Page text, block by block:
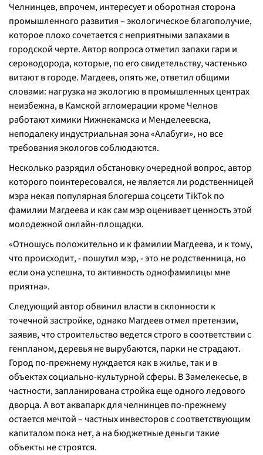
Челнинцев, впрочем, интересует и оборотная сторона
промышленного развития – экологическое благополучие,
которое плохо сочетается с неприятными запахами в
городской черте. Автор вопроса отметил запахи гари и
сероводорода, которые, по его свидетельству, частенько
витают в городе. Магдеев, опять же, ответил общими
словами: нагрузка на экологию в промышленных центрах
неизбежна, в Камской агломерации кроме Челнов
работают химики Нижнекамска и Менделеевска,
неподалеку индустриальная зона «Алабуги», но все
требования экологов соблюдаются.
Несколько разрядил обстановку очередной вопрос, автор
которого поинтересовался, не является ли родственницей
мэра некая популярная блогерша соцсети TikTok по
фамилии Магдеева и как сам мэр оценивает ценность этой
молодежной онлайн-площадки.
«Отношусь положительно и к фамилии Магдеева, и к тому,
что происходит, -пошутил мэр,- это не родственница, но
если она успешна, то активность однофамилицы мне
приятна».
Следующий автор обвинил власти в склонности к
точечной застройке, однако Магдеев отмел претензии,
заявив, что строительство ведется строго в соответствии с
генпланом, деревья не вырубаются, парки не страдают.
Город по-прежнему нуждается как в жилье, так и в
объектах социально-культурной сферы. В Замелекесье, в
частности, запланирована стройка еще одного ледового
дворца. А вот аквапарк для челнинцев по-прежнему
остается мечтой – частных инвесторов с соответствующим
капиталом пока нет, а на бюджетные деньги такие
объекты не строятся.